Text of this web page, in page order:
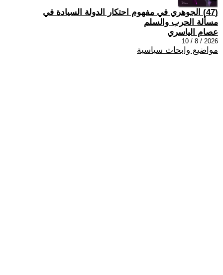
(47) الجوهري في مفهوم احتكار الدولة السيادة في
مسألة الحرب والسلم
عصام الياسري
2026 / 8 / 10
مواضيع وابحاث سياسية